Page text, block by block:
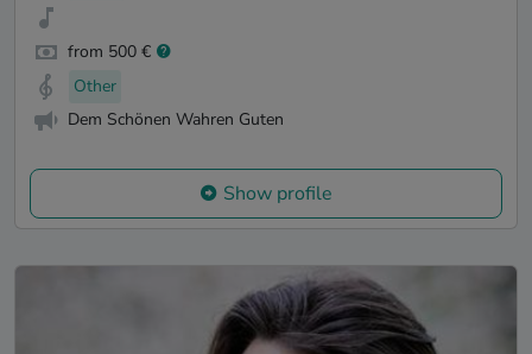
from 500 €
Other
Dem Schönen Wahren Guten
Show profile